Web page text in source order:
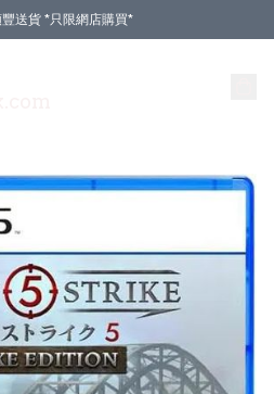
送貨 *只限網店購買*